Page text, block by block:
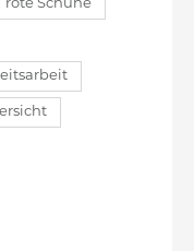
rote Schuhe